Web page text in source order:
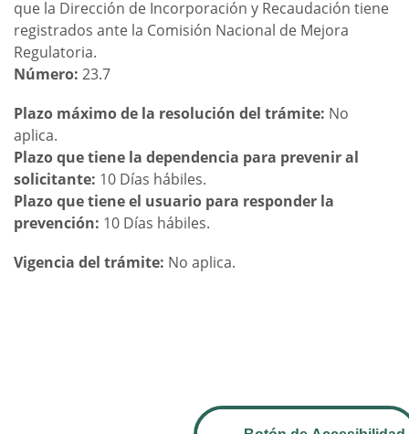
que la Dirección de Incorporación y Recaudación tiene
registrados ante la Comisión Nacional de Mejora
Regulatoria.
Número: 23.7
Plazo máximo de la resolución del trámite: No
aplica.
Plazo que tiene la dependencia para prevenir al
solicitante: 10 Días hábiles.
Plazo que tiene el usuario para responder la
prevención: 10 Días hábiles.
Vigencia del trámite: No aplica.